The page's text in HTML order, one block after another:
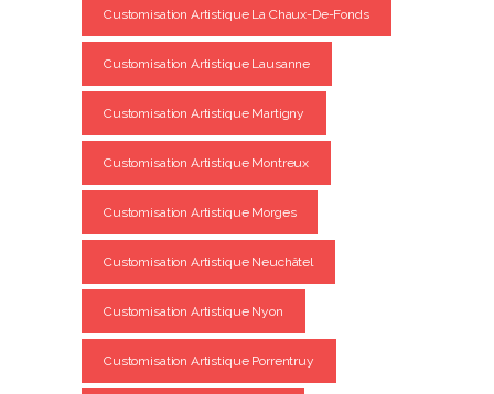
Customisation Artistique La Chaux-De-Fonds
Customisation Artistique Lausanne
Customisation Artistique Martigny
Customisation Artistique Montreux
Customisation Artistique Morges
Customisation Artistique Neuchâtel
Customisation Artistique Nyon
Customisation Artistique Porrentruy